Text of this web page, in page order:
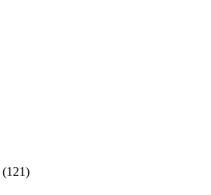
(121)